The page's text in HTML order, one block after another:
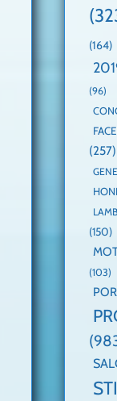
(164)
(96)
(257)
(150)
(103)